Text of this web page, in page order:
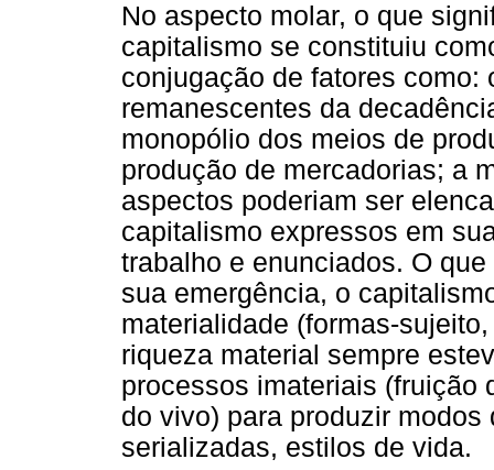
No aspecto molar, o que
capitalismo se constituiu
conjugação de fatores
remanescentes da
monopólio dos meios de
produção de mercadorias; a
aspectos poderiam ser
capitalismo expressos em
trabalho e enunciados. O
sua emergência, o
materialidade (formas-
riqueza material sempre
processos imateriais (fruição
do vivo) para produzir
serializadas, estilos de vida.